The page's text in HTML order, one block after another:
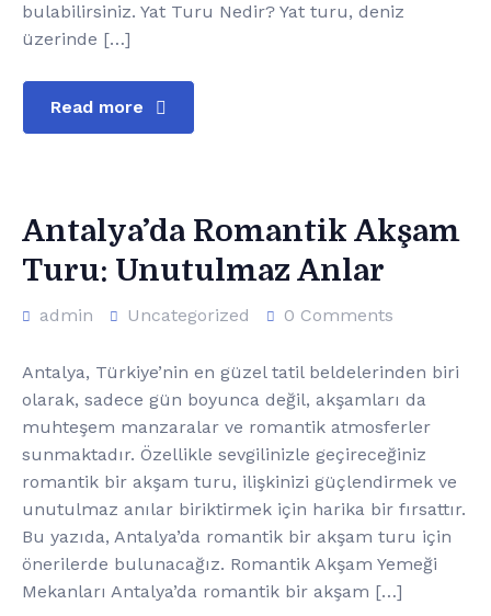
bulabilirsiniz. Yat Turu Nedir? Yat turu, deniz
üzerinde […]
Read more
Antalya’da Romantik Akşam
Turu: Unutulmaz Anlar
admin Uncategorized 0 Comments
Antalya, Türkiye’nin en güzel tatil beldelerinden biri
olarak, sadece gün boyunca değil, akşamları da
muhteşem manzaralar ve romantik atmosferler
sunmaktadır. Özellikle sevgilinizle geçireceğiniz
romantik bir akşam turu, ilişkinizi güçlendirmek ve
unutulmaz anılar biriktirmek için harika bir fırsattır.
Bu yazıda, Antalya’da romantik bir akşam turu için
önerilerde bulunacağız. Romantik Akşam Yemeği
Mekanları Antalya’da romantik bir akşam […]